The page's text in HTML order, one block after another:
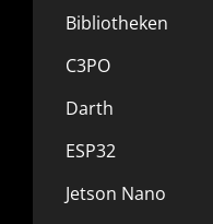
Bibliotheken
C3PO
Darth
ESP32
Jetson Nano